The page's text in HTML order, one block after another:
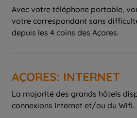
Avec votre téléphone portable,
votre correspondant sans
depuis les 4 coins des Açores.
AÇORES: INTERNET
La majorité des grands hôtels
connexions Internet et/ou du Wifi.